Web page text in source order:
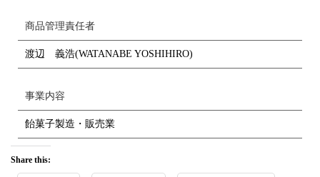
商品管理責任者
渡辺 義浩(WATANABE YOSHIHIRO)
事業内容
飴菓子製造・販売業
Share this: